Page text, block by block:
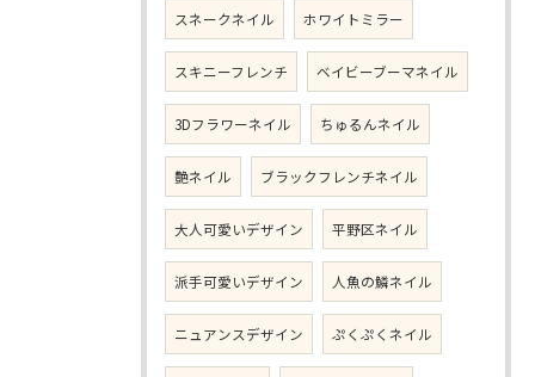
スネークネイル ホワイトミラー
スキニーフレンチ ベイビーブーマネイル
3Dフラワーネイル ちゅるんネイル
艶ネイル ブラックフレンチネイル
大人可愛いデザイン 平野区ネイル
派手可愛いデザイン 人魚の鱗ネイル
ニュアンスデザイン ぷくぷくネイル